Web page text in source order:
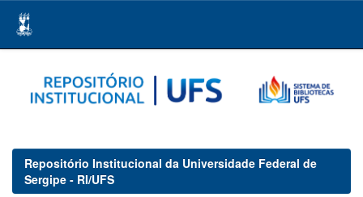
navigation
Repositório Institucional da Universidade Federal de
Sergipe - RI/UFS